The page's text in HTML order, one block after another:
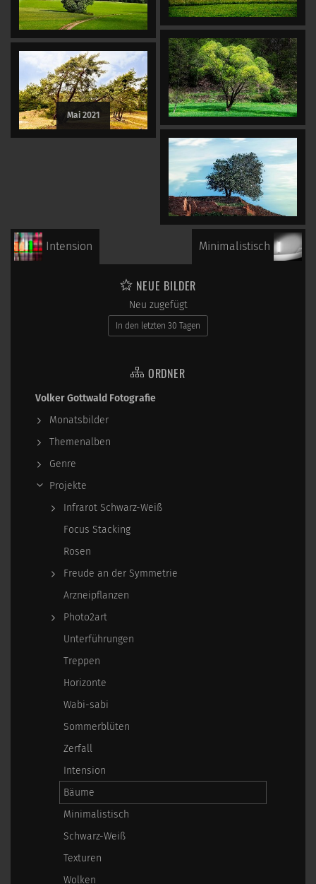
Mai 2021
Intension Minimalistisch
NEUE BILDER
Neu zugefügt
In den letzten 30 Tagen
ORDNER
Volker Gottwald Fotografie
Monatsbilder
Themenalben
Genre
Projekte
Infrarot Schwarz-Weiß
Focus Stacking
Rosen
Freude an der Symmetrie
Arzneipflanzen
Photo2art
Unterführungen
Treppen
Horizonte
Wabi-sabi
Sommerblüten
Zerfall
Intension
Bäume
Minimalistisch
Schwarz-Weiß
Texturen
Wolken